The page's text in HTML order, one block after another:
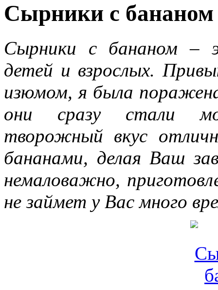
Сырники с бананом
Сырники с бананом –
детей и взрослых.
изюмом, я была
они сразу стали
творожный вкус
бананами, делая Ваш
немаловажно,
не займет у Вас много